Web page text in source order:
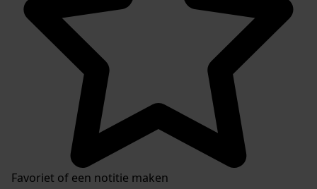
Favoriet of een notitie maken